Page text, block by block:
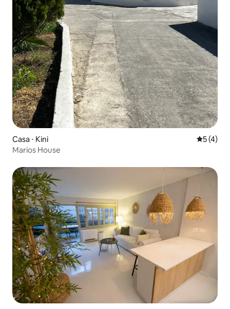
Casa ⋅ Kini 5 de
5 (4)
Marios House